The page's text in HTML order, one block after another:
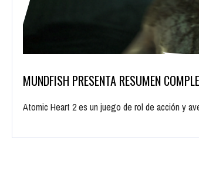
MUNDFISH PRESENTA RESUMEN
Atomic Heart 2 es un juego de rol de acción y